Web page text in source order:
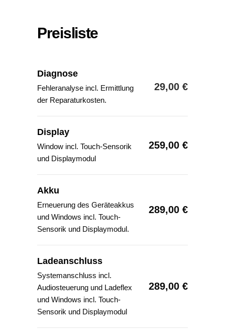
Preisliste
Diagnose
Fehleranalyse incl. Ermittlung
der Reparaturkosten.
29,00 €
Display
Window incl. Touch-Sensorik
und Displaymodul
259,00 €
Akku
Erneuerung des Geräteakkus
und Windows incl. Touch-
Sensorik und Displaymodul.
289,00 €
Ladeanschluss
Systemanschluss incl.
Audiosteuerung und Ladeflex
und Windows incl. Touch-
Sensorik und Displaymodul
289,00 €